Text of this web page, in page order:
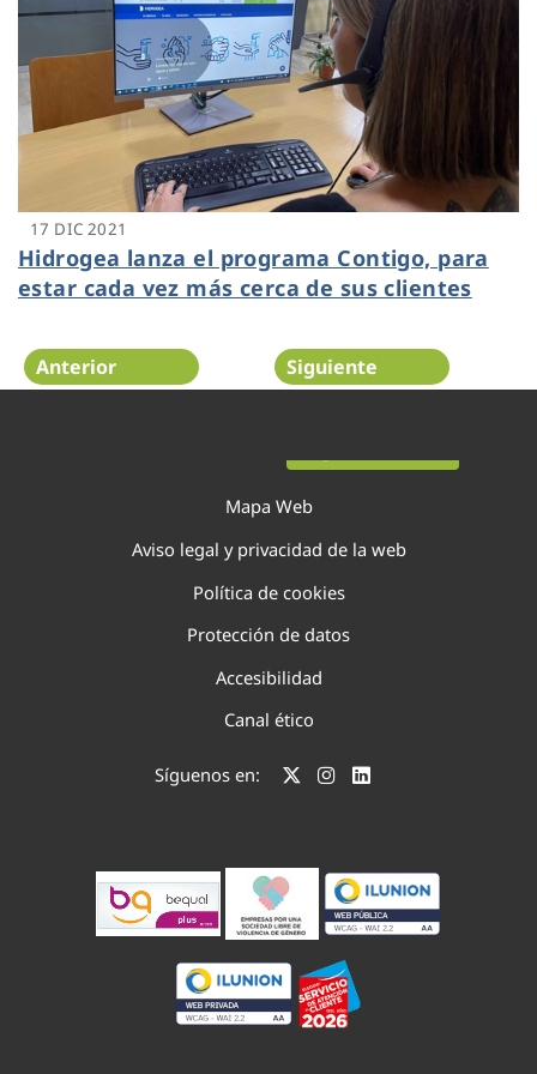
17 DIC 2021
Hidrogea lanza el programa Contigo, para
estar cada vez más cerca de sus clientes
Anterior Siguiente
Mapa Web
Aviso legal y privacidad de la web
Política de cookies
Protección de datos
Accesibilidad
Canal ético
Síguenos en: